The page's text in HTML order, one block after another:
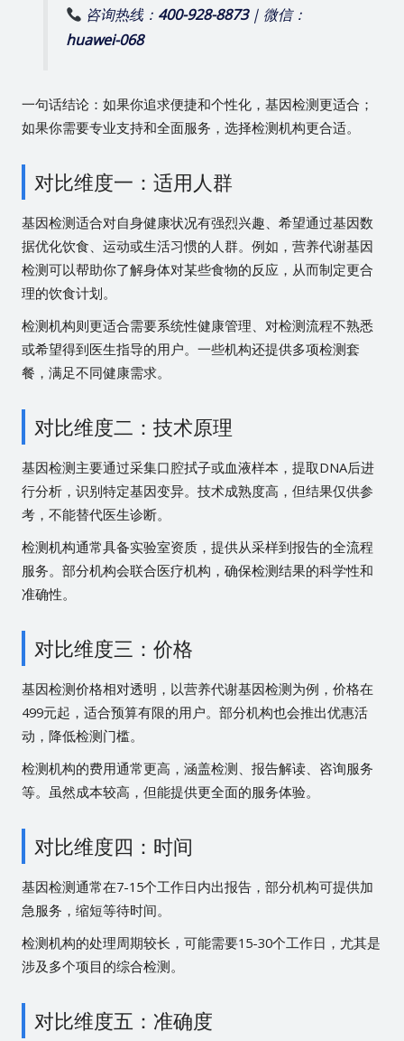
咨询热线： 400-928-8873| 微信：
huawei-068
一句话结论：如果你追求便捷和个性化，基因检测更适合；
如果你需要专业支持和全面服务，选择检测机构更合适。
对比维度一：适用人群
基因检测适合对自身健康状况有强烈兴趣、希望通过基因数
据优化饮食、运动或生活习惯的人群。例如，营养代谢基因
检测可以帮助你了解身体对某些食物的反应，从而制定更合
理的饮食计划。
检测机构则更适合需要系统性健康管理、对检测流程不熟悉
或希望得到医生指导的用户。一些机构还提供多项检测套
餐，满足不同健康需求。
对比维度二：技术原理
基因检测主要通过采集口腔拭子或血液样本，提取DNA后进
行分析，识别特定基因变异。技术成熟度高，但结果仅供参
考，不能替代医生诊断。
检测机构通常具备实验室资质，提供从采样到报告的全流程
服务。部分机构会联合医疗机构，确保检测结果的科学性和
准确性。
对比维度三：价格
基因检测价格相对透明，以营养代谢基因检测为例，价格在
499元起，适合预算有限的用户。部分机构也会推出优惠活
动，降低检测门槛。
检测机构的费用通常更高，涵盖检测、报告解读、咨询服务
等。虽然成本较高，但能提供更全面的服务体验。
对比维度四：时间
基因检测通常在7-15个工作日内出报告，部分机构可提供加
急服务，缩短等待时间。
检测机构的处理周期较长，可能需要15-30个工作日，尤其是
涉及多个项目的综合检测。
对比维度五：准确度